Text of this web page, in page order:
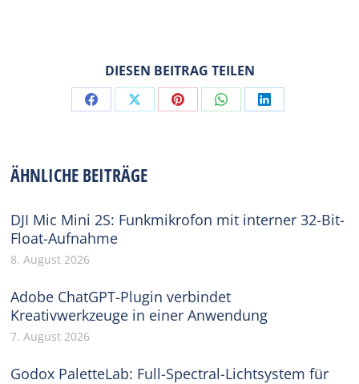
DIESEN BEITRAG TEILEN
Share Share Share Share Share
ÄHNLICHE BEITRÄGE
DJI Mic Mini 2S: Funkmikrofon mit interner 32-Bit-
Float-Aufnahme
8. August 2026
Adobe ChatGPT-Plugin verbindet
Kreativwerkzeuge in einer Anwendung
7. August 2026
Godox PaletteLab: Full-Spectral-Lichtsystem für